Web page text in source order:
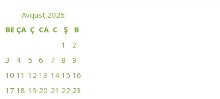
Avqust 2026
BE ÇA Ç CA C Ş
B
1
2
3
4 5 6 7 8
9
10 11 12 13 14 15 16
17 18 19 20 21 22 23